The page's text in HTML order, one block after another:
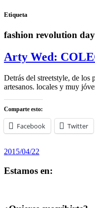
Etiqueta
fashion revolution day
Arty Wed:
Detrás del streetstyle, de los
artesanos. locales y muy
Comparte esto:
Facebook Twitter
2015/04/22
Estamos en: